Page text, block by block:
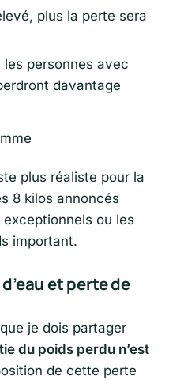
plus la perte sera
personnes avec
davantage
plus réaliste pour la
8 kilos annoncés
ou les
important.
et perte de
je dois partager
du poids perdu n’est
de cette perte